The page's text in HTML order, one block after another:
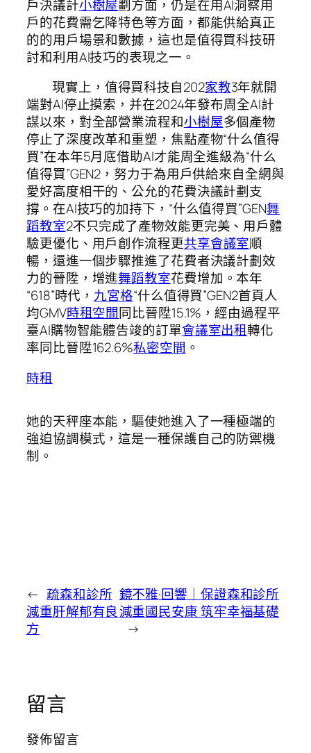
戶決議計小樹屋劃方面，仍是在用AI洞察用
戶的花費需乞降特色等方面，都能供給真正
的的用戶場景和數據，這也是值得買科技研
討和利用AI技巧的表現之一。
現實上，值得買科技自202家教3年就開
端對AI停止摸索，并在2024年發布周全AI計
謀以來，對全部營業流程和小樹屋多個產物
停止了深度改革和重塑，焦點產物“什么值得
買”在本年5月底借助AI才能周全進級為“什么
值得買”GEN2，努力于為用戶供給來自全網與
愛好高度相干的、公允的花費決議計劃支
撐。在AI技巧的加持下，“什么值得買”GEN舞
蹈教室2不只完成了產物效能更完美、用戶體
驗更優化、用戶創作流程更共享會議室順
暢，還進一個步驟推進了花費者決議計劃效
力的晉陞，增進舞蹈教室花費增加。本年
“618”時代，九宮格“什么值得買”GEN2首頁人
均GMV時租空間同比晉陞15.1%，經由過程平
臺AI購物智能體告竣的訂單會議室出租轉化
率同比晉陞162.6%私密空間 。
時租
她的天秤座本能，驅使她進入了一種極端的
強迫協調模式，這是一種保護自己的防禦機
制。
← 疏森和診所
減重肝解郁有良
方
鏡不雅·回響｜保證森和診所
減重國民安康 筑牢幸福基礎
→
留言
發佈留言